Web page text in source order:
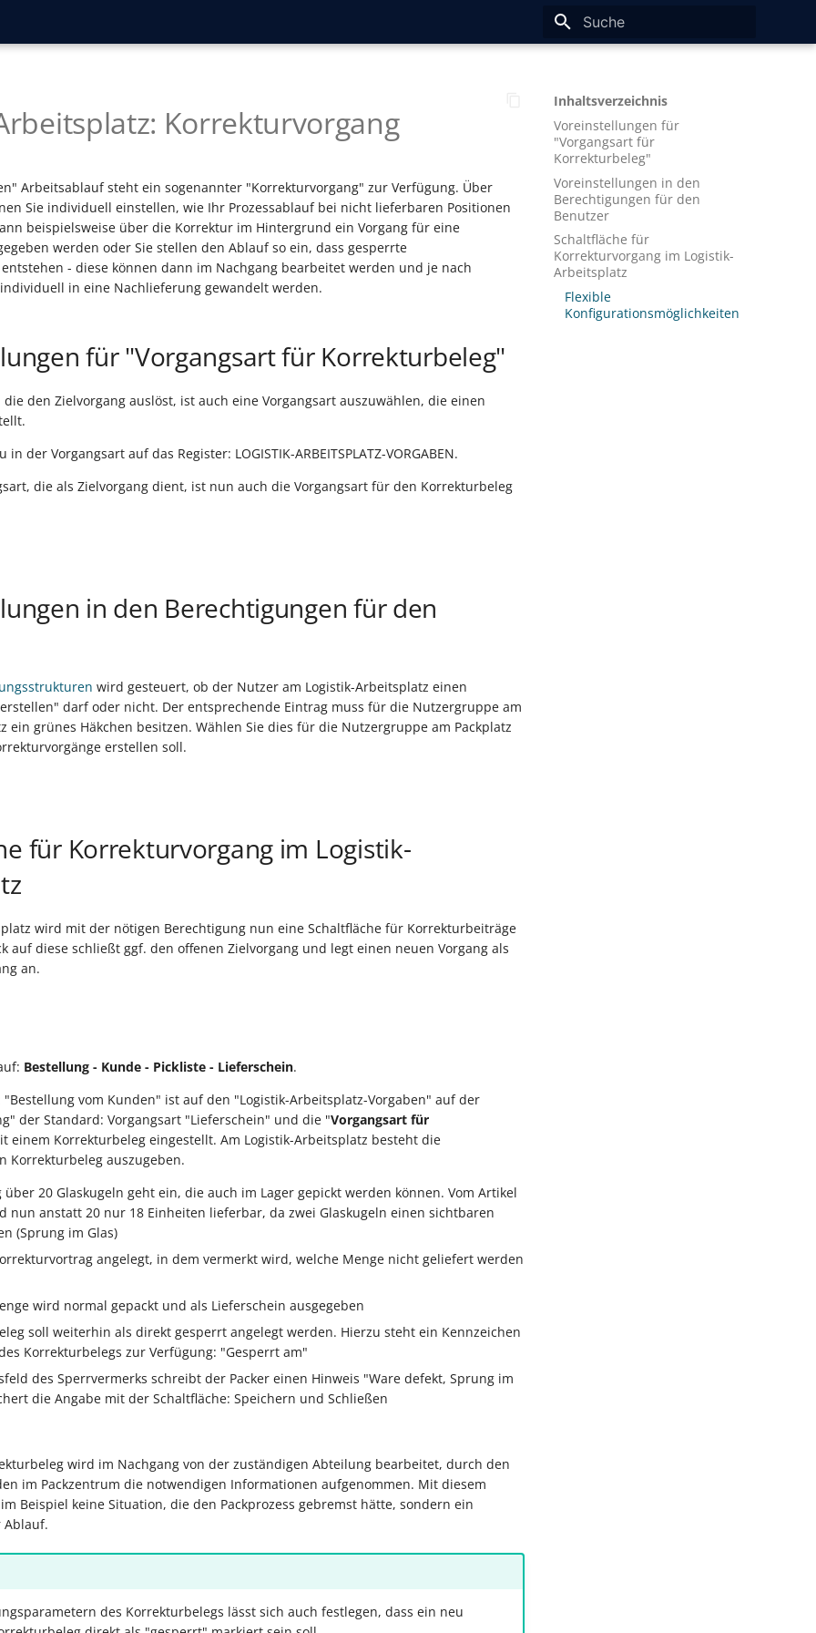
Korrekturvorgang
Arbeitsablauf steht ein sogenannter "Korrekturvorgang" zur Verfügung. Über
Sie individuell einstellen, wie Ihr Prozessablauf bei nicht lieferbaren Positionen
beispielsweise über die Korrektur im Hintergrund ein Vorgang für eine
werden oder Sie stellen den Ablauf so ein, dass gesperrte
- diese können dann im Nachgang bearbeitet werden und je nach
in eine Nachlieferung gewandelt werden.
für "Vorgangsart für Korrekturbeleg"
die den Zielvorgang auslöst, ist auch eine Vorgangsart auszuwählen, die einen
der Vorgangsart auf das Register: LOGISTIK-ARBEITSPLATZ-VORGABEN.
die als Zielvorgang dient, ist nun auch die Vorgangsart für den Korrekturbeleg
in den Berechtigungen für den
wird gesteuert, ob der Nutzer am Logistik-Arbeitsplatz einen
darf oder nicht. Der entsprechende Eintrag muss für die Nutzergruppe am
ein grünes Häkchen besitzen. Wählen Sie dies für die Nutzergruppe am Packplatz
erstellen soll.
für Korrekturvorgang im Logistik-
wird mit der nötigen Berechtigung nun eine Schaltfläche für Korrekturbeiträge
auf diese schließt ggf. den offenen Zielvorgang und legt einen neuen Vorgang als
an.
Bestellung - Kunde - Pickliste - Lieferschein.
"Bestellung vom Kunden" ist auf den "Logistik-Arbeitsplatz-Vorgaben" auf der
der Standard: Vorgangsart "Lieferschein" und die "Vorgangsart für
einem Korrekturbeleg eingestellt. Am Logistik-Arbeitsplatz besteht die
Korrekturbeleg auszugeben.
über 20 Glaskugeln geht ein, die auch im Lager gepickt werden können. Vom Artikel
nun anstatt 20 nur 18 Einheiten lieferbar, da zwei Glaskugeln einen sichtbaren
(Sprung im Glas)
angelegt, in dem vermerkt wird, welche Menge nicht geliefert werden
wird normal gepackt und als Lieferschein ausgegeben
soll weiterhin als direkt gesperrt angelegt werden. Hierzu steht ein Kennzeichen
Korrekturbelegs zur Verfügung: "Gesperrt am"
des Sperrvermerks schreibt der Packer einen Hinweis "Ware defekt, Sprung im
die Angabe mit der Schaltfläche: Speichern und Schließen
wird im Nachgang von der zuständigen Abteilung bearbeitet, durch den
im Packzentrum die notwendigen Informationen aufgenommen. Mit diesem
Beispiel keine Situation, die den Packprozess gebremst hätte, sondern ein
Ablauf.
des Korrekturbelegs lässt sich auch festlegen, dass ein neu
Inhaltsverzeichnis
Voreinstellungen für
"Vorgangsart für
Korrekturbeleg"
Voreinstellungen in den
Berechtigungen für den
Benutzer
Schaltfläche für
Korrekturvorgang im Logistik-
Arbeitsplatz
Flexible
Konfigurationsmöglichkeiten